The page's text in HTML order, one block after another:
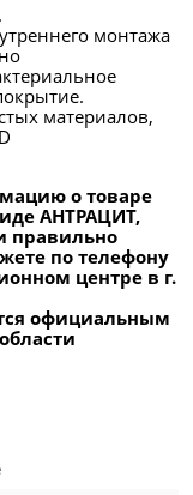
монтажа
материалов,
о товаре
АНТРАЦИТ,
правильно
по телефону
центре в г.
официальным